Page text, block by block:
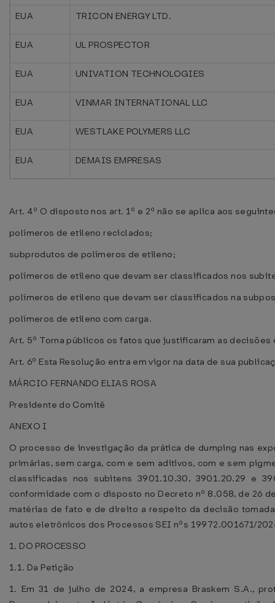
EUA TRICON ENERGY LTD.
EUA UL PROSPECTOR
EUA UNIVATION TECHNOLOGIES
EUA VINMAR INTERNATIONAL LLC
EUA WESTLAKE POLYMERS LLC
EUA DEMAIS EMPRESAS
Art. 4º O disposto nos art. 1º e 2º não se aplica aos
polímeros de etileno reciclados;
subprodutos de polímeros de etileno;
polímeros de etileno que devam ser classificados nos
polímeros de etileno que devam ser classificados na
polímeros de etileno com carga.
Art. 5º Torna públicos os fatos que justificaram as
Art. 6º Esta Resolução entra em vigor na data de sua
MÁRCIO FERNANDO ELIAS ROSA
Presidente do Comitê
ANEXO I
O processo de investigação da prática de dumping nas
primárias, sem carga, com e sem aditivos, com e sem
classificadas nos subitens 3901.10.30, 3901.20.29 e
conformidade com o disposto no Decreto nº 8.058, de 26
matérias de fato e de direito a respeito da decisão
autos eletrônicos dos Processos SEI nºs 19972.001671/
1. DO PROCESSO
1.1. Da Petição
1. Em 31 de julho de 2024, a empresa Braskem S.A.,